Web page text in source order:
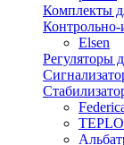
Комплекты
Elsen
Регуляторы